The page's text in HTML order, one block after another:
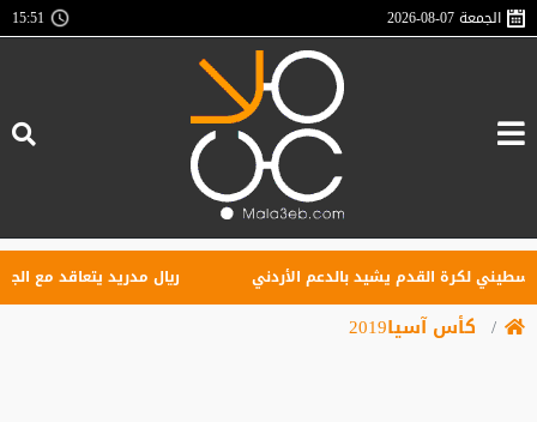
الجمعة2026-08-07
15:51
لكرة القدم يشيد بالدعم الأردني ريال مدريد يتعاقد مع الجناح
كأس آسيا2019